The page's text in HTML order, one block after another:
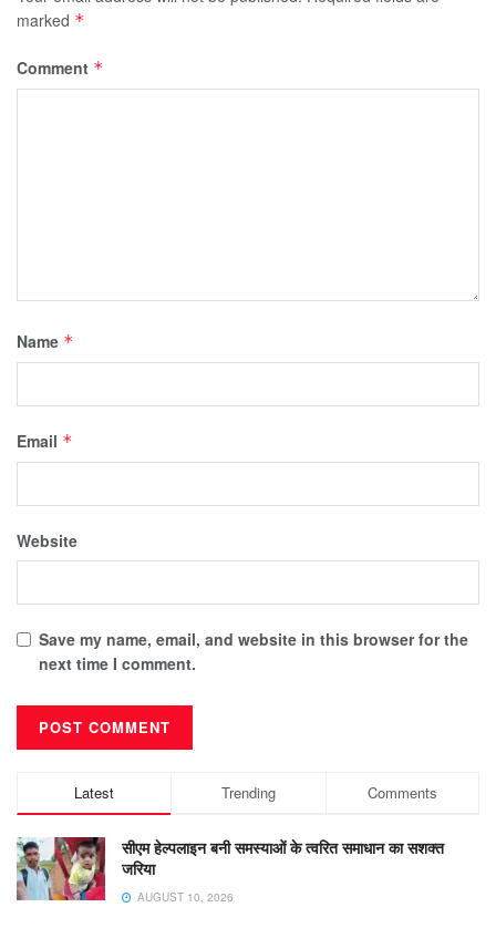
marked *
Comment *
Name *
Email *
Website
Save my name, email, and website in this browser for the
next time I comment.
Latest Trending Comments
सीएम हेल्पलाइन बनी समस्याओं के त्वरित समाधान का सशक्त
जरिया
AUGUST 10, 2026